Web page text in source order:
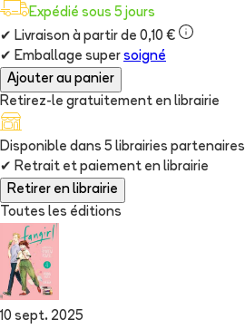
Expédié sous 5 jours
✔ Livraison à partir de 0,10 €
✔ Emballage super soigné
Ajouter au panier
Retirez-le gratuitement en librairie
Disponible dans 5 librairies partenaires
✔ Retrait et paiement en librairie
Retirer en librairie
Toutes les éditions
10 sept. 2025